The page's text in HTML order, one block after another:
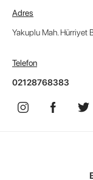
Adres
Yakuplu Mah. Hürriyet
Telefon
02128768383